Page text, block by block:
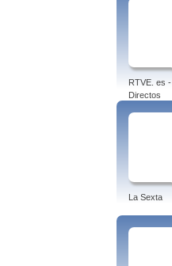
RTVE. es -
Directos
La Sexta